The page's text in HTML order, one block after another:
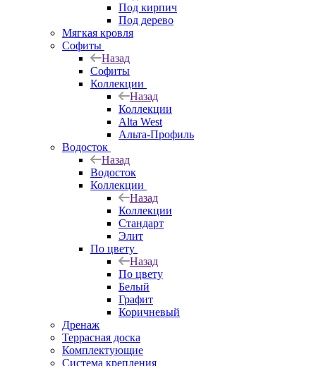
Под кирпич
Под дерево
Мягкая кровля
Софиты
Назад
Софиты
Коллекции
Назад
Коллекции
Alta West
Альта-Профиль
Водосток
Назад
Водосток
Коллекции
Назад
Коллекции
Стандарт
Элит
По цвету
Назад
По цвету
Белый
Графит
Коричневый
Дренаж
Террасная доска
Комплектующие
Система крепления